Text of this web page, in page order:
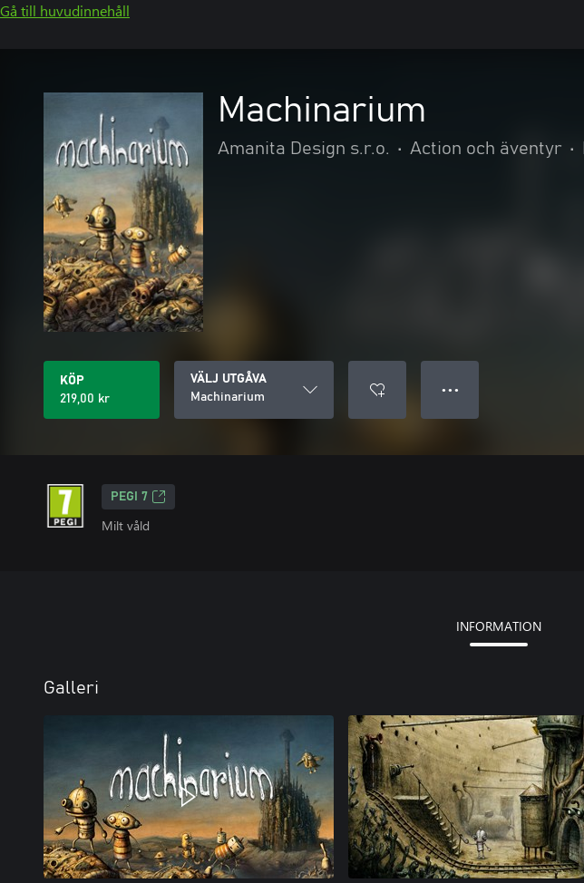
Gå till huvudinnehåll
Machinarium
Amanita Design s.r.o. • Action och äventyr •
KÖP
219,00 kr
VÄLJ UTGÅVA
Machinarium
● ● ●
PEGI 7
Milt våld
INFORMATION
Galleri